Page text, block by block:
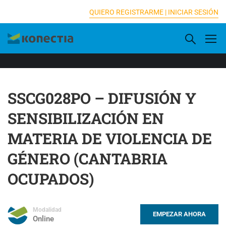
INICIAR SESIÓN
QUIERO REGISTRARME |
SSCG028PO – DIFUSIÓN Y
SENSIBILIZACIÓN EN
MATERIA DE VIOLENCIA DE
GÉNERO (CANTABRIA
OCUPADOS)
Modalidad
Online
EMPEZAR AHORA